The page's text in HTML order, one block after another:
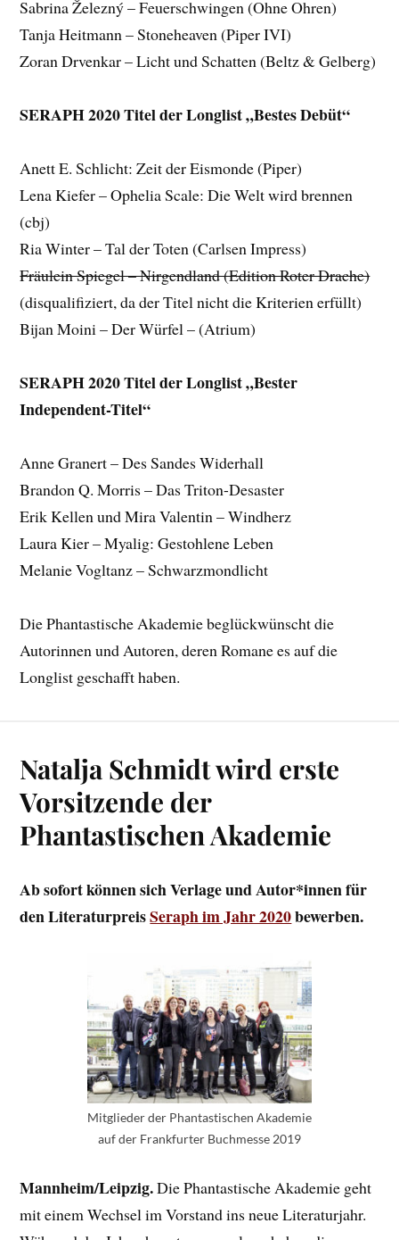
Sabrina Železný – Feuerschwingen (Ohne Ohren)
Tanja Heitmann – Stoneheaven (Piper IVI)
Zoran Drvenkar – Licht und Schatten (Beltz & Gelberg)
SERAPH 2020 Titel der Longlist „Bestes Debüt“
Anett E. Schlicht: Zeit der Eismonde (Piper)
Lena Kiefer – Ophelia Scale: Die Welt wird brennen
(cbj)
Ria Winter – Tal der Toten (Carlsen Impress)
Fräulein Spiegel – Nirgendland (Edition Roter Drache)
(disqualifiziert, da der Titel nicht die Kriterien erfüllt)
Bijan Moini – Der Würfel – (Atrium)
SERAPH 2020 Titel der Longlist „Bester
Independent-Titel“
Anne Granert – Des Sandes Widerhall
Brandon Q. Morris – Das Triton-Desaster
Erik Kellen und Mira Valentin – Windherz
Laura Kier – Myalig: Gestohlene Leben
Melanie Vogltanz – Schwarzmondlicht
Die Phantastische Akademie beglückwünscht die
Autorinnen und Autoren, deren Romane es auf die
Longlist geschafft haben.
Natalja Schmidt wird erste
Vorsitzende der
Phantastischen Akademie
Ab sofort können sich Verlage und Autor*innen für
den LiteraturpreisSeraph im Jahr 2020bewerben.
Mitglieder der Phantastischen Akademie
auf der Frankfurter Buchmesse 2019
Mannheim/Leipzig.Die Phantastische Akademie geht
mit einem Wechsel im Vorstand ins neue Literaturjahr.